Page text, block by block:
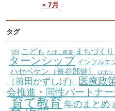
« 7月
タグ
VR こども たばこ政策 まちづくり
ターンシップ インフルエ
ハセベケン（長谷部健） ロボッ
（前田かずしげ）
医療政
会推進・同性パートナ
育て教育 年のまとめ